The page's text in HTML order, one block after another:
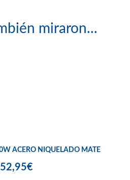
miraron...
ACERO NIQUELADO MATE
52,95€